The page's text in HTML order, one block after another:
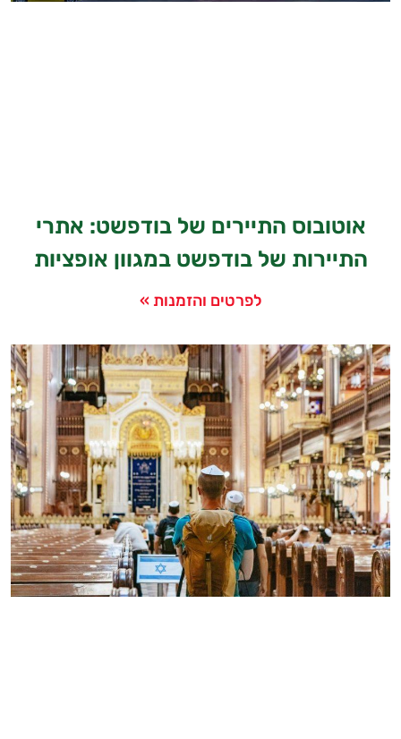
אוטובוס התיירים של בודפשט: אתרי
התיירות של בודפשט במגוון אופציות
לפרטים והזמנות »